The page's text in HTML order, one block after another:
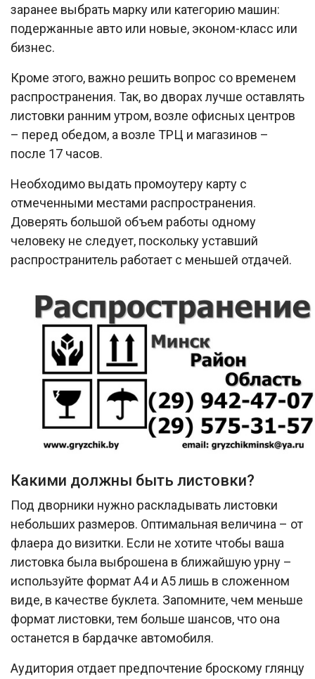
заранее выбрать марку или категорию машин:
подержанные авто или новые, эконом-класс или
бизнес.
Кроме этого, важно решить вопрос со временем
распространения. Так, во дворах лучше оставлять
листовки ранним утром, возле офисных центров
– перед обедом, а возле ТРЦ и магазинов –
после 17 часов.
Необходимо выдать промоутеру карту с
отмеченными местами распространения.
Доверять большой объем работы одному
человеку не следует, поскольку уставший
распространитель работает с меньшей отдачей.
Какими должны быть листовки?
Под дворники нужно раскладывать листовки
небольших размеров. Оптимальная величина – от
флаера до визитки. Если не хотите чтобы ваша
листовка была выброшена в ближайшую урну –
используйте формат А4 и А5 лишь в сложенном
виде, в качестве буклета. Запомните, чем меньше
формат листовки, тем больше шансов, что она
останется в бардачке автомобиля.
Аудитория отдает предпочтение броскому глянцу